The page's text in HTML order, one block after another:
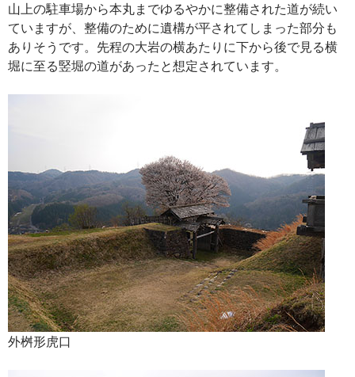
山上の駐車場から本丸までゆるやかに整備された道が続い
ていますが、整備のために遺構が平されてしまった部分も
ありそうです。先程の大岩の横あたりに下から後で見る横
堀に至る竪堀の道があったと想定されています。
外桝形虎口